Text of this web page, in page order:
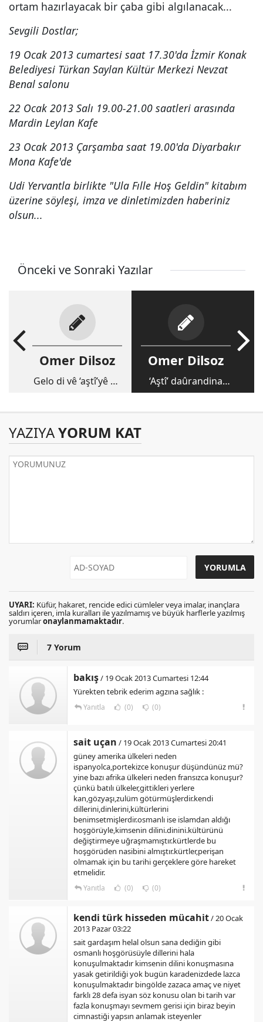
ortam hazırlayacak bir çaba gibi algılanacak...
Sevgili Dostlar;
19 Ocak 2013 cumartesi saat 17.30'da İzmir Konak
Belediyesi Türkan Saylan Kültür Merkezi Nevzat
Benal salonu
22 Ocak 2013 Salı 19.00-21.00 saatleri arasında
Mardin Leylan Kafe
23 Ocak 2013 Çarşamba saat 19.00'da Diyarbakır
Mona Kafe'de
Udi Yervantla birlikte "Ula Fılle Hoş Geldin" kitabım
üzerine söyleşi, imza ve dinletimizden haberiniz
olsun...
Önceki ve Sonraki Yazılar
Omer Dilsoz
Gelo di vê ‘aştî’yê de
Omer Dilsoz
‘Aştî’ daûrandina
êşê, ‘biratî’ derewa
YAZIYAYORUM KAT
UYARI: Küfür, hakaret, rencide edici cümleler veya imalar, inançlara
saldırı içeren, imla kuralları ile yazılmamış ve büyük harflerle yazılmış
yorumlaronaylanmamaktadır.
7 Yorum
bakış/ 19 Ocak 2013 Cumartesi 12:44
Yürekten tebrik ederim agzına sağlık :
Yanıtla (0) (0)
sait uçan / 19 Ocak 2013 Cumartesi 20:41
güney amerika ülkeleri neden
ispanyolca,portekizce konuşur düşündünüz mü?
yine bazı afrika ülkeleri neden fransızca konuşur?
çünkü batılı ülkeler,gittikleri yerlere
kan,gözyaşı,zulüm götürmüşlerdir.kendi
dillerini,dinlerini,kültürlerini
benimsetmişlerdir.osmanlı ise islamdan aldığı
hoşgörüyle,kimsenin dilini.dinini.kültürünü
değiştirmeye uğraşmamıştır.kürtlerde bu
hoşgörüden nasibini almıştır.kürtler,perişan
olmamak için bu tarihi gerçeklere göre hareket
etmelidir.
Yanıtla (0) (0)
kendi türk hisseden mücahit/ 20 Ocak
2013 Pazar 03:22
sait gardaşım helal olsun sana dediğin gibi
osmanlı hoşgörüsüyle dillerini hala
konuşulmaktadır kimsenin dilini konuşmasına
yasak getirildiği yok bugün karadenizdede lazca
konuşulmaktadır bingölde zazaca amaç ve niyet
farklı 28 defa isyan söz konusu olan bi tarih var
fazla konuşmayı sevmem gerisi için biraz beyin
cimnastiği yapsın anlamak isteyenler